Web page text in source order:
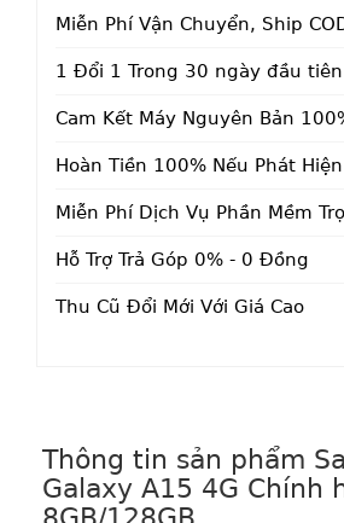
Miễn Phí Vận Chuyển, Ship
1 Đổi 1 Trong 30 ngày đầu tiên
Cam Kết Máy Nguyên Bản
Hoàn Tiền 100% Nếu Phát
Miễn Phí Dịch Vụ Phần Mềm
Hỗ Trợ Trả Góp 0% - 0 Đồng
Thu Cũ Đổi Mới Với Giá Cao
Thông tin sản phẩm
Galaxy A15 4G Chính